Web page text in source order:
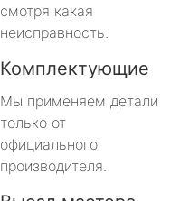
смотря какая
неисправность.
Комплектующие
Мы применяем детали
только от
официального
производителя.